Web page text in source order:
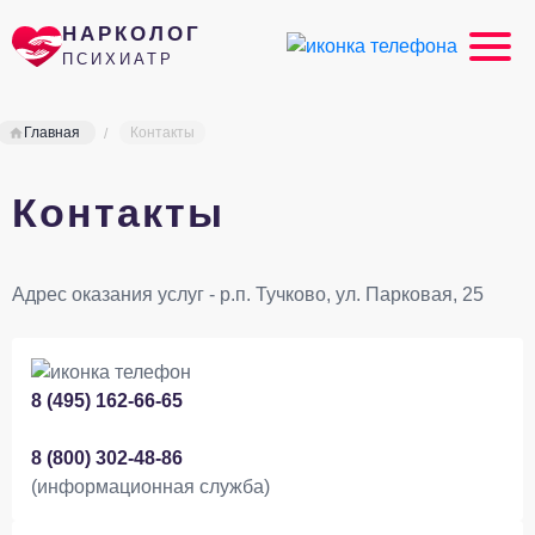
НАРКОЛОГ
ПСИХИАТР
Главная Контакты
Контакты
Адрес оказания услуг - р.п. Тучково, ул. Парковая, 25
8 (495) 162-66-65
8 (800) 302-48-86
(информационная служба)